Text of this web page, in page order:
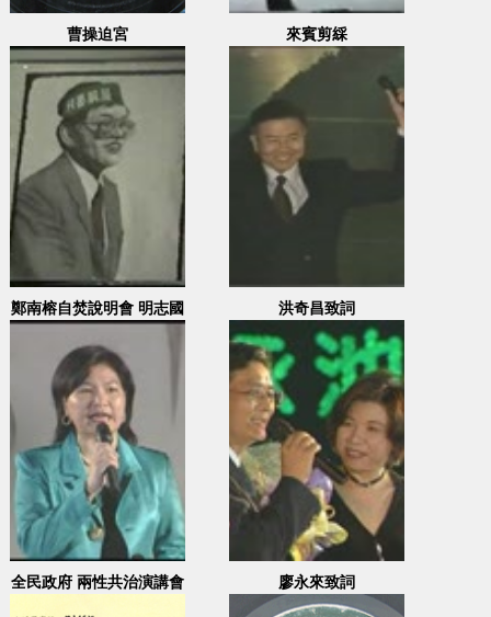
曹操迫宮 來賓剪綵
鄭南榕自焚說明會 明志國
中
洪奇昌致詞
全民政府 兩性共治演講會
廖永來致詞